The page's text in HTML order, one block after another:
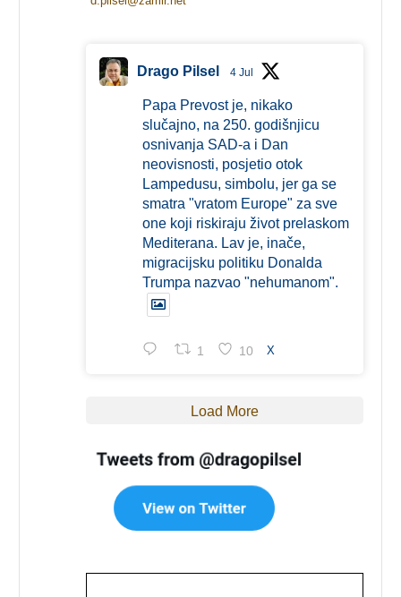
Drago Pilsel 4 Jul
Papa Prevost je, nikako
slučajno, na 250. godišnjicu
osnivanja SAD-a i Dan
neovisnosti, posjetio otok
Lampedusu, simbolu, jer ga se
smatra "vratom Europe" za sve
one koji riskiraju život prelaskom
Mediterana. Lav je, inače,
migracijsku politiku Donalda
Trumpa nazvao "nehumanom".
1 10 X
Load More